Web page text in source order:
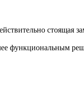
стоящая
функциональным